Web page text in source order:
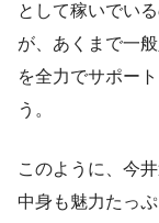
として稼いでい
が、あくまで一
を全力でサポー
う。
このように、今
中身も魅力たっ